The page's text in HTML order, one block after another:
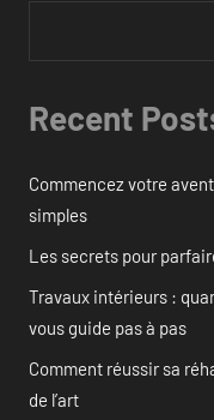
Recent
Commencez votre
simples
Les secrets pour
Travaux intérieurs :
vous guide pas à pas
Comment réussir sa
de l’art